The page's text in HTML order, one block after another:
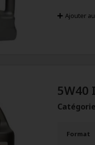
Ajouter
5W40
Format